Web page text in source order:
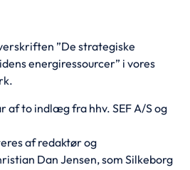
”De strategiske
energiressourcer” i vores
af to indlæg fra hhv. SEF A/S og
af redaktør og
Dan Jensen, som Silkeborg